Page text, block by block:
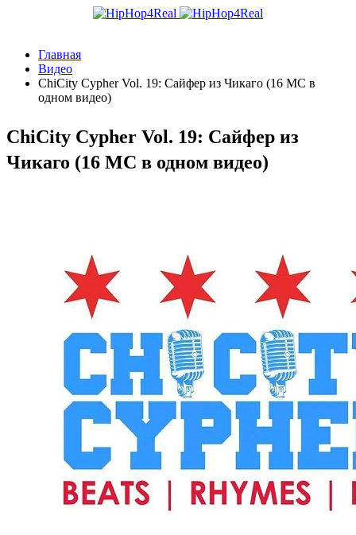
Главная
Видео
ChiCity Cypher Vol. 19: Сайфер из Чикаго (16 МС в
одном видео)
ChiCity Cypher Vol. 19: Сайфер из
Чикаго (16 МС в одном видео)